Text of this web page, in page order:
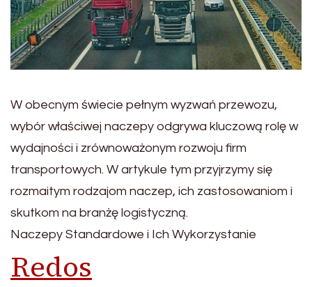
W obecnym świecie pełnym wyzwań przewozu,
wybór właściwej naczepy odgrywa kluczową rolę w
wydajności i zrównoważonym rozwoju firm
transportowych. W artykule tym przyjrzymy się
rozmaitym rodzajom naczep, ich zastosowaniom i
skutkom na branżę logistyczną.
Naczepy Standardowe i Ich Wykorzystanie
Redos